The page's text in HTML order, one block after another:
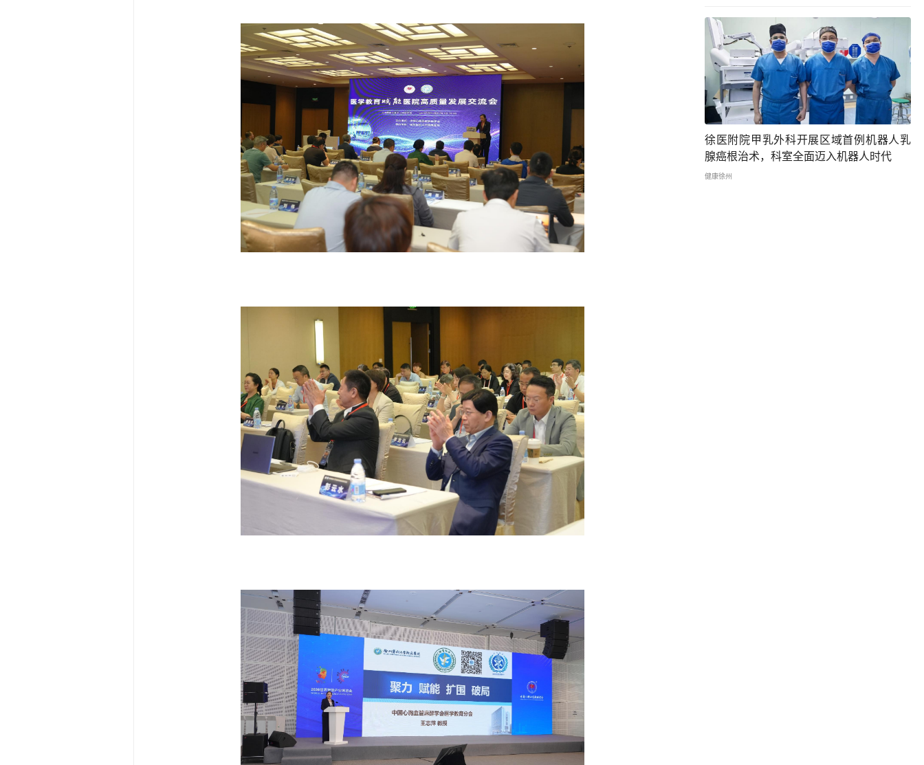
徐医附院甲乳外科开展区域首例机器人乳
腺癌根治术，科室全面迈入机器人时代
健康徐州